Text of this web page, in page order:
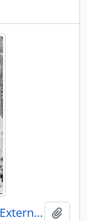
Retrato de alunos no edifício Externato Alexandre Herculano